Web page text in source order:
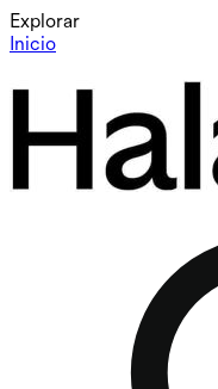
Explorar
Inicio